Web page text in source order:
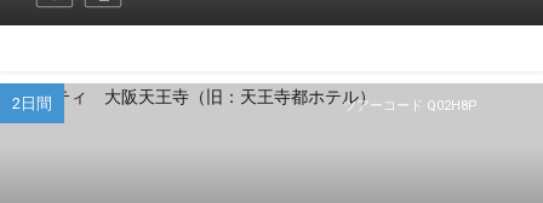
ツアーコード Q02H8P
2日間